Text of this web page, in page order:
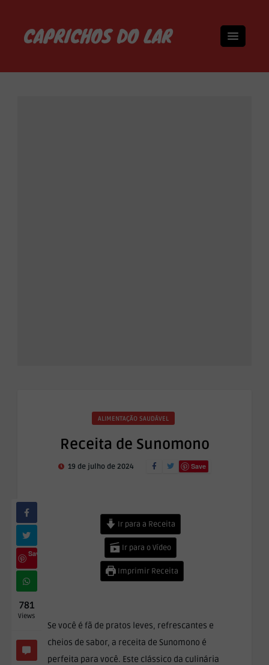
ALIMENTAÇÃO SAUDÁVEL
Receita de Sunomono
19 de julho de 2024 Save
Save
781
Views
Ir para a Receita
Ir para o Vídeo
Imprimir Receita
Se você é fã de pratos leves, refrescantes e
cheios de sabor, a receita de Sunomono é
perfeita para você. Este clássico da culinária